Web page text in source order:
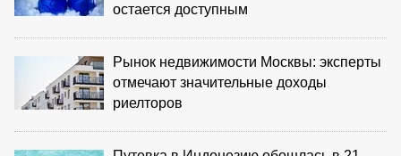
остается доступным
Рынок недвижимости Москвы: эксперты
отмечают значительные доходы
риелторов